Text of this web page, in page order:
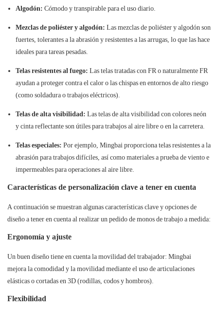
Algodón: Cómodo y transpirable para el uso diario.
Mezclas de poliéster y algodón: Las mezclas de poliéster y algodón son
fuertes, tolerantes a la abrasión y resistentes a las arrugas, lo que las hace
ideales para tareas pesadas.
Telas resistentes al fuego: Las telas tratadas con FR o naturalmente FR
ayudan a proteger contra el calor o las chispas en entornos de alto riesgo
(como soldadura o trabajos eléctricos).
Telas de alta visibilidad: Las telas de alta visibilidad con colores neón
y cinta reflectante son útiles para trabajos al aire libre o en la carretera.
Telas especiales: Por ejemplo, Mingbai proporciona telas resistentes a la
abrasión para trabajos difíciles, así como materiales a prueba de viento e
impermeables para operaciones al aire libre.
Características de personalización clave a tener en cuenta
A continuación se muestran algunas características clave y opciones de
diseño a tener en cuenta al realizar un pedido de monos de trabajo a medida:
Ergonomía y ajuste
Un buen diseño tiene en cuenta la movilidad del trabajador: Mingbai
mejora la comodidad y la movilidad mediante el uso de articulaciones
elásticas o cortadas en 3D (rodillas, codos y hombros).
Flexibilidad